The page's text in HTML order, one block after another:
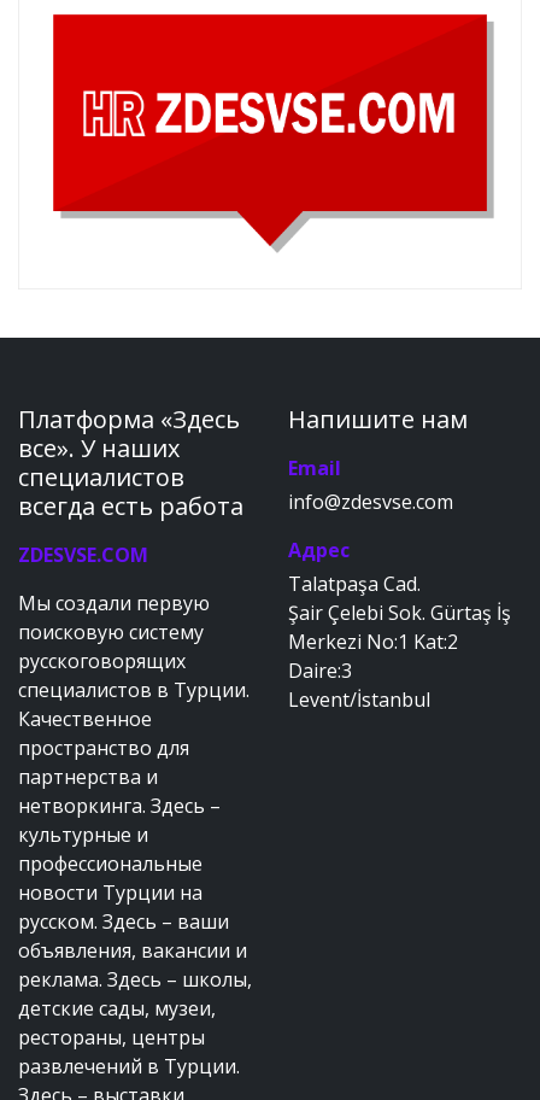
Платформа «Здесь
все». У наших
специалистов
всегда есть работа
ZDESVSE.COM
Мы создали первую
поисковую систему
русскоговорящих
специалистов в Турции.
Качественное
пространство для
партнерства и
нетворкинга. Здесь –
культурные и
профессиональные
новости Турции на
русском. Здесь – ваши
объявления, вакансии и
реклама. Здесь – школы,
детские сады, музеи,
рестораны, центры
развлечений в Турции.
Напишите нам
Email
info@zdesvse.com
Адрес
Talatpaşa Cad.
Şair Çelebi Sok. Gürtaş İş
Merkezi No:1 Kat:2
Daire:3
Levent/İstanbul